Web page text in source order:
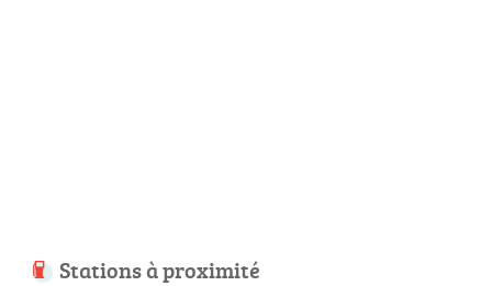
Stations à proximité